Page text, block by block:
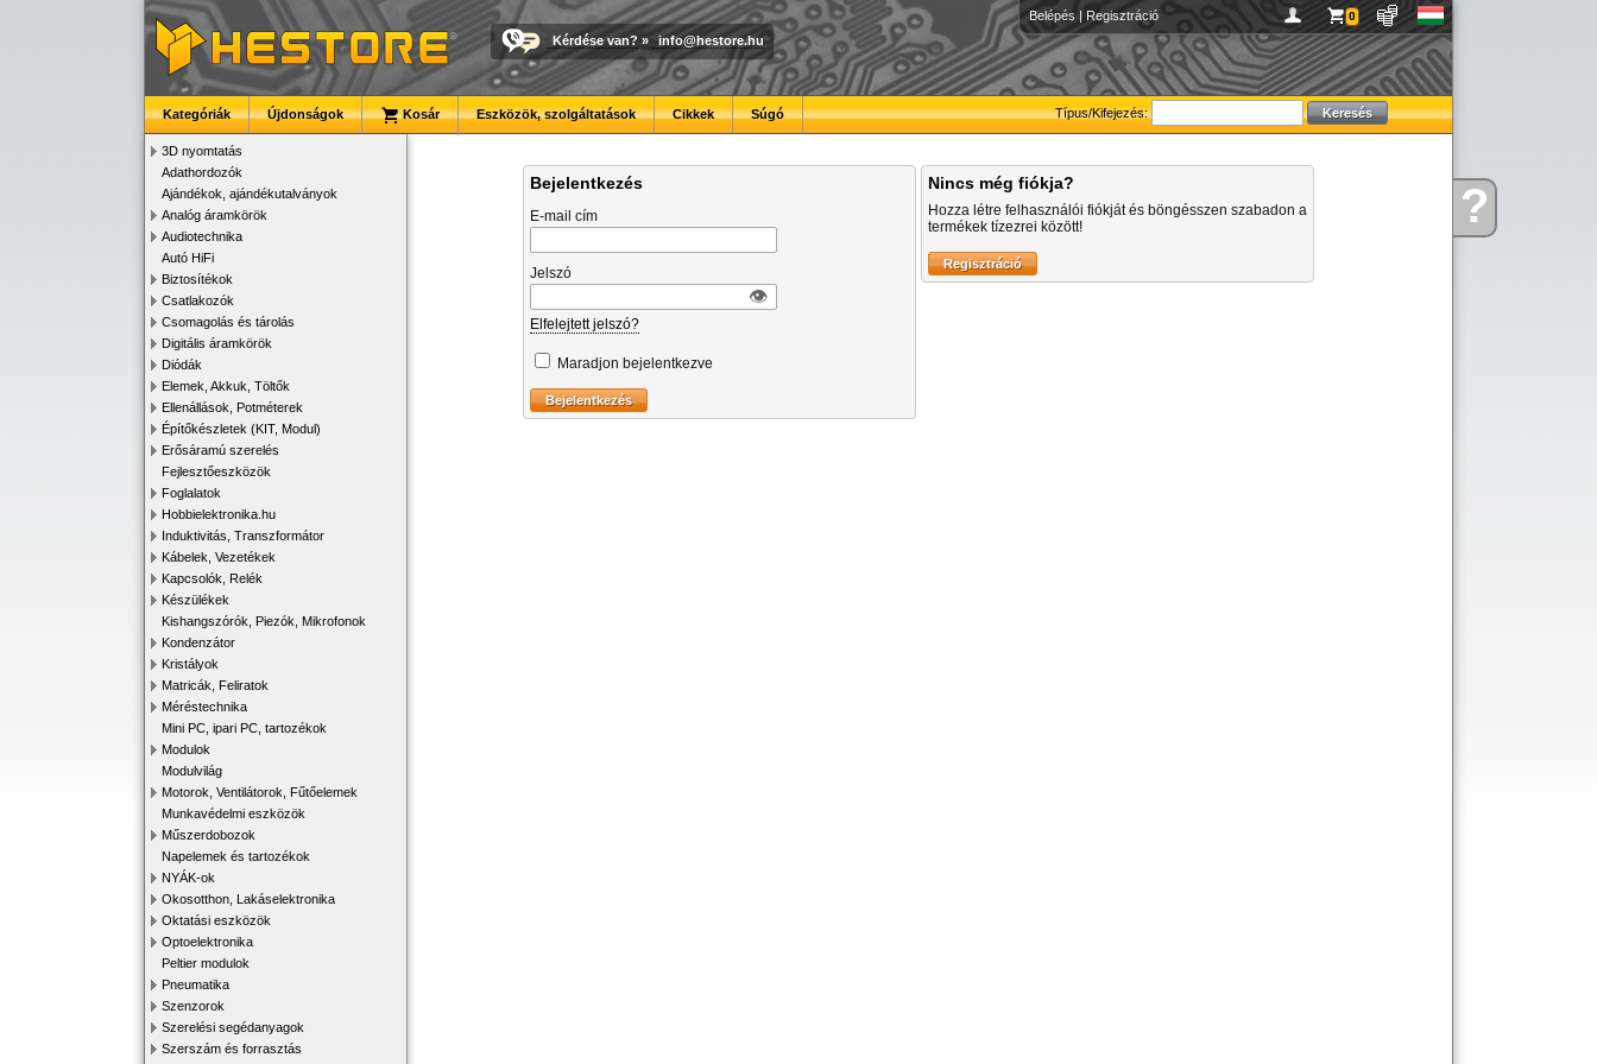
Kérdése?
Belépés | Regisztráció 0
Kérdése van? » info@hestore.hu
Típus/Kifejezés:
Kategóriák Újdonságok Kosár Eszközök, szolgáltatások Cikkek Súgó
3D nyomtatás
Adathordozók
Ajándékok, ajándékutalványok
Analóg áramkörök
Audiotechnika
Autó HiFi
Biztosítékok
Csatlakozók
Csomagolás és tárolás
Digitális áramkörök
Diódák
Elemek, Akkuk, Töltők
Ellenállások, Potméterek
Építőkészletek (KIT, Modul)
Erősáramú szerelés
Fejlesztőeszközök
Foglalatok
Hobbielektronika.hu
Induktivitás, Transzformátor
Kábelek, Vezetékek
Kapcsolók, Relék
Készülékek
Kishangszórók, Piezók, Mikrofonok
Kondenzátor
Kristályok
Matricák, Feliratok
Méréstechnika
Mini PC, ipari PC, tartozékok
Modulok
Modulvilág
Motorok, Ventilátorok, Fűtőelemek
Munkavédelmi eszközök
Műszerdobozok
Napelemek és tartozékok
NYÁK-ok
Okosotthon, Lakáselektronika
Oktatási eszközök
Optoelektronika
Peltier modulok
Pneumatika
Szenzorok
Szerelési segédanyagok
Szerszám és forrasztás
Bejelentkezés
E-mail cím
Jelszó
👁︎
Elfelejtett jelszó?
Maradjon bejelentkezve
Nincs még fiókja?
Hozza létre felhasználói fiókját és böngésszen szabadon a
termékek tízezrei között!